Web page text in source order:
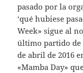
pasado por la
‘qué hubiese
Week» sigue al
último partido de
de abril de 2016
«Mamba Day»